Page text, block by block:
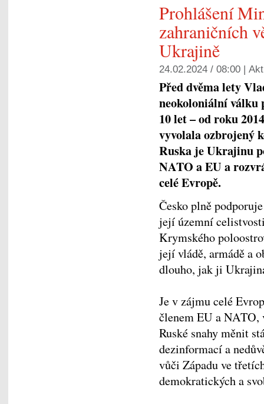
Prohlášení
zahraničních
Ukrajině
24.02.2024 / 08:00 |
Před dvěma lety
neokoloniální válku
10 let – od roku
vyvolala ozbrojený
Ruska je Ukrajinu
NATO a EU a
celé Evropě.
Česko plně
její územní
Krymského
její vládě, armádě a
dlouho, jak ji
Je v zájmu celé
členem EU a NATO,
Ruské snahy měnit
dezinformací a
vůči Západu ve
demokratických a